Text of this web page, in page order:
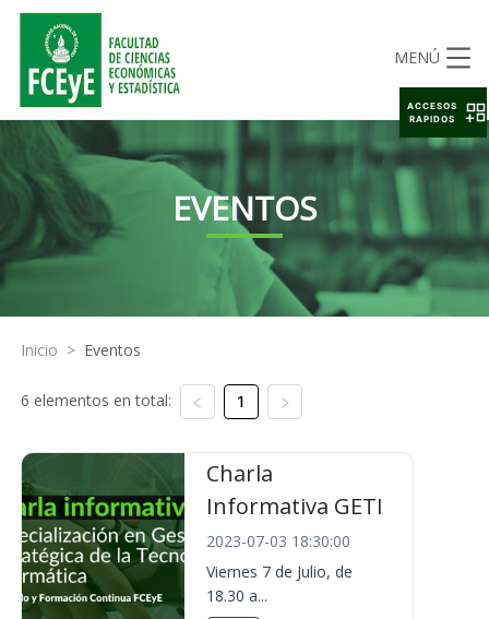
MENÚ
EVENTOS
Inicio > Eventos
6 elementos en total: 1
Charla
Informativa GETI
2023-07-03 18:30:00
Viernes 7 de Julio, de
18.30 a...
ACCESOS
RAPIDOS